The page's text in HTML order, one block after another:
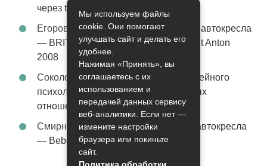
через tobiz
Егоров Константинк записиДетские автокресла
— BRITAX Evolva 1-2-3 (1-2-3) цвет St Anton
2008
Соколова Эльзак записи Услуги семейного
психолога – стабильность в семейных
отношениях
Смирнова Грация к записи
Детские автокресла
— Bebe Confort Moby цвет Orange
Мы используем файлы
cookie. Они помогают
улучшать сайт и делать его
удобнее.
Нажимая «Принять», вы
соглашаетесь с их
использованием и
передачей данных сервису
веб-аналитики. Если нет —
измените настройки
браузера или покиньте
сайт.